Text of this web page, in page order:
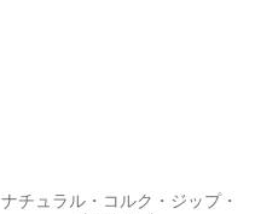
ナチュラル・コルク・ジップ・